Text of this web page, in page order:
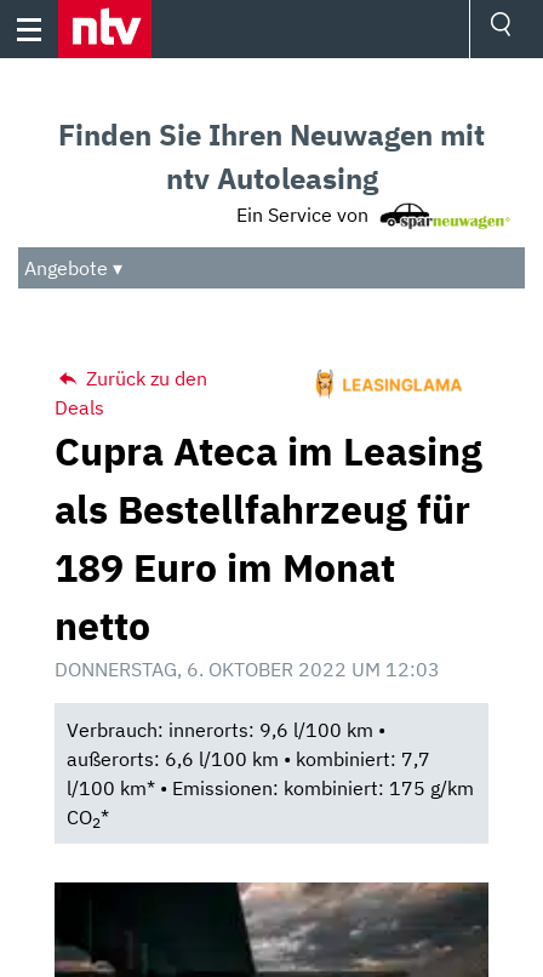
Skip
Audio
Das Beste
Finden Sie Ihren Neuwagen mit
ntv Autoleasing
Ein Service von
Angebote ▾
Zurück zu den
Deals
Cupra Ateca im Leasing
als Bestellfahrzeug für
189 Euro im Monat
netto
DONNERSTAG, 6. OKTOBER 2022 UM 12:03
Verbrauch: innerorts: 9,6 l/100 km •
außerorts: 6,6 l/100 km • kombiniert: 7,7
l/100 km* • Emissionen: kombiniert: 175 g/km
CO2*